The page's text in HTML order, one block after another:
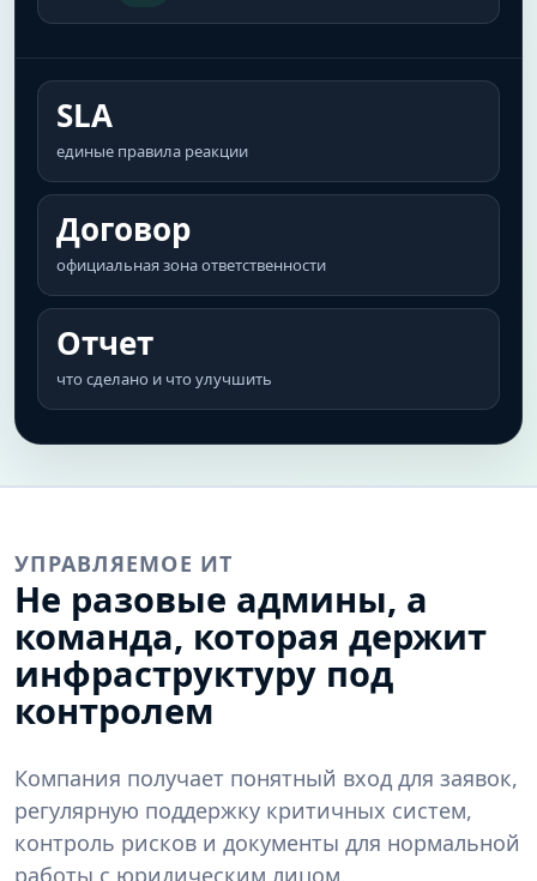
SLA
единые правила реакции
Договор
официальная зона ответственности
Отчет
что сделано и что улучшить
УПРАВЛЯЕМОЕ ИТ
Не разовые админы, а
команда, которая держит
инфраструктуру под
контролем
Компания получает понятный вход для заявок,
регулярную поддержку критичных систем,
контроль рисков и документы для нормальной
работы с юридическим лицом.